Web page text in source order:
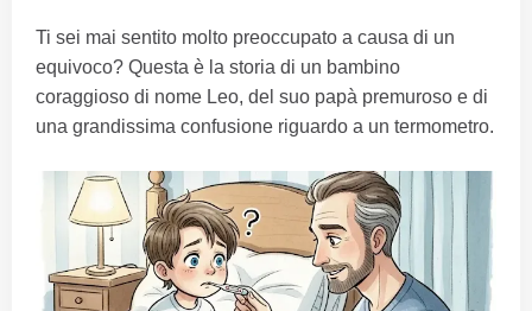
Ti sei mai sentito molto preoccupato a causa di un
equivoco? Questa è la storia di un bambino
coraggioso di nome Leo, del suo papà premuroso e di
una grandissima confusione riguardo a un termometro.